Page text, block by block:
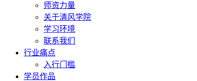
师资力量
关于清风学院
学习环境
联系我们
行业痛点
入行门槛
学员作品